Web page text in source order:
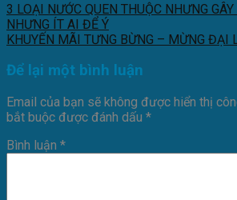
3 LOẠI NƯỚC QUEN THUỘC NHƯNG
NHƯNG ÍT AI ĐỂ Ý
KHUYẾN MÃI TƯNG BỪNG – MỪNG ĐẠI
Để lại một bình luận
Email của bạn sẽ không được hiển thị
bắt buộc được đánh dấu *
Bình luận *